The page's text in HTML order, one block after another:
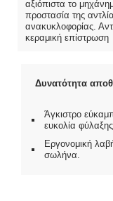
αξιόπιστα το
προστασία της
ανακυκλοφορίας.
κεραμική επίστρωση
Δυνατότητα
Άγκιστρο
ευκολία
Εργονομική
σωλήνα.